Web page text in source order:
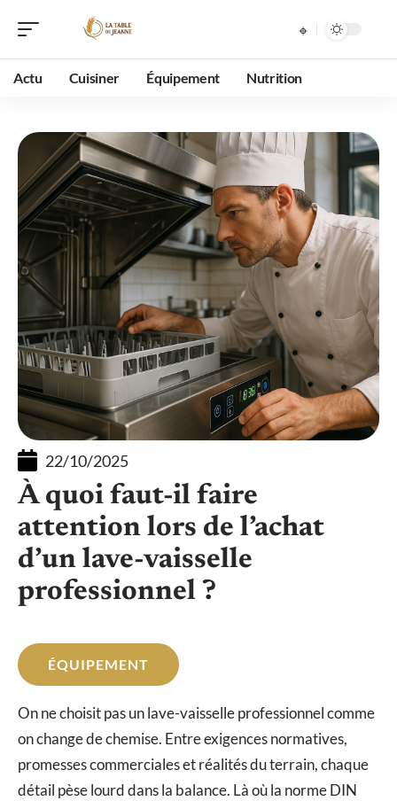
Actu Cuisiner Équipement Nutrition
22/10/2025
À quoi faut-il faire
attention lors de l’achat
d’un lave-vaisselle
professionnel ?
ÉQUIPEMENT
On ne choisit pas un lave-vaisselle professionnel comme
on change de chemise. Entre exigences normatives,
promesses commerciales et réalités du terrain, chaque
détail pèse lourd dans la balance. Là où la norme DIN